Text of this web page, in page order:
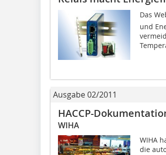
Das
und
Ausgabe 02/2011
HACCP-
WIHA
WIHA
die